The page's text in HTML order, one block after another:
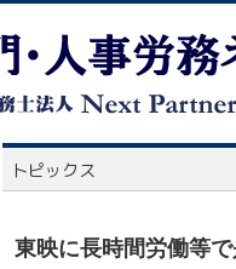
東映に長時間労働等